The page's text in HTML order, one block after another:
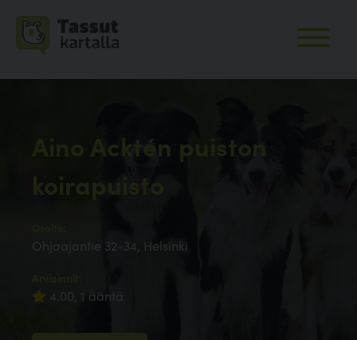
Aino Acktén puiston
koirapuisto
Ohjaajantie 32-34, Helsinki
4.00, 1 ääntä